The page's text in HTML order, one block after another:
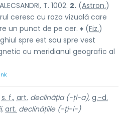
ALECSANDRI, T. 1002. 2. (Astron.)
ceresc cu raza vizuală care
un punct de pe cer. ♦ (Fiz.)
spre est sau spre vest
cu meridianul geografic al
s. f., art. declináția (-ți-a), g.-d.
art. declináțiile (-ți-i-)